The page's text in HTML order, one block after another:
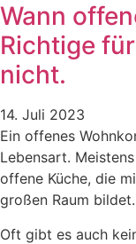
Wann
Richtige
nicht.
14. Juli 2023
Ein offenes
Lebensart.
offene Küche, die
großen Raum bildet.
Oft gibt es auch